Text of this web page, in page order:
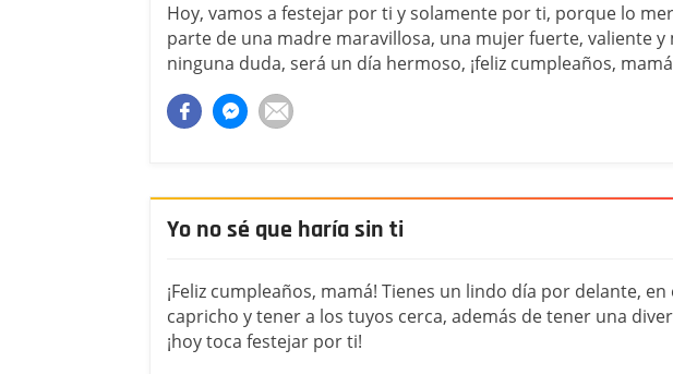
Hoy, vamos a festejar por ti y solamente por ti, porque lo
parte de una madre maravillosa, una mujer fuerte, valiente y
ninguna duda, será un día hermoso, ¡feliz cumpleaños,
Yo no sé que haría sin ti
¡Feliz cumpleaños, mamá! Tienes un lindo día por delante,
capricho y tener a los tuyos cerca, además de tener una
¡hoy toca festejar por ti!